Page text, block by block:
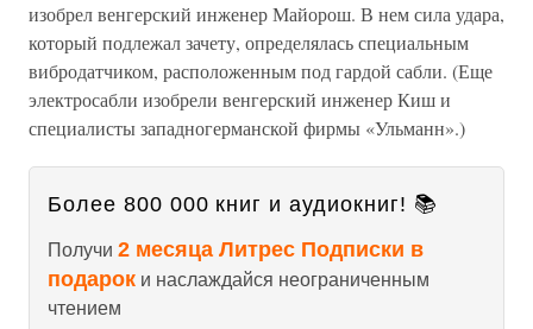
изобрел венгерский инженер Майорош. В нем сила удара,
который подлежал зачету, определялась специальным
вибродатчиком, расположенным под гардой сабли. (Еще
электросабли изобрели венгерский инженер Киш и
специалисты западногерманской фирмы «Ульманн».)
Более 800 000 книг и аудиокниг! 📚
Получи 2 месяца Литрес Подписки в
подарок и наслаждайся неограниченным
чтением